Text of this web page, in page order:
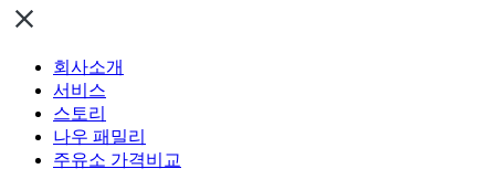
회사소개
서비스
스토리
나우 패밀리
주유소 가격비교